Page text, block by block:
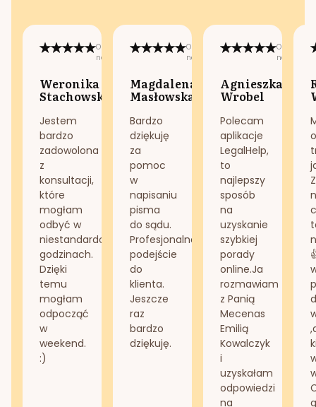
Opublikowano
na:
Weronika
Stachowska
Jestem
bardzo
zadowolona
z
konsultacji,
które
mogłam
odbyć w
niestandardowych
godzinach.
Dzięki
temu
mogłam
odpocząć
w
weekend.
:)
Opublikowano
na:
Magdalena
Masłowska
Bardzo
dziękuję
za
pomoc
w
napisaniu
pisma
do sądu.
Profesjonalne
podejście
do
klienta.
Jeszcze
raz
bardzo
dziękuję.
na:
Agnieszka
Wrobel
Polecam
aplikacje
LegalHelp,
to
najlepszy
sposób
na
uzyskanie
szybkiej
porady
online.Ja
rozmawiam
z Panią
Mecenas
Emilią
Kowalczyk
i
uzyskałam
odpowiedzi
na